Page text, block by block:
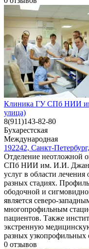
Клиника ГУ СПб НИИ
улица)
8(911)143-82-80
Бухарестская
Международная
192242, Санкт-
Отделение неотложной
СПб НИИ им. И.И.
услуг в области лечения
разных стадиях.
ободочной и
является северо-
многопрофильным
пациентов. Также
экстренную
разных узкопрофильных
0 отзывов